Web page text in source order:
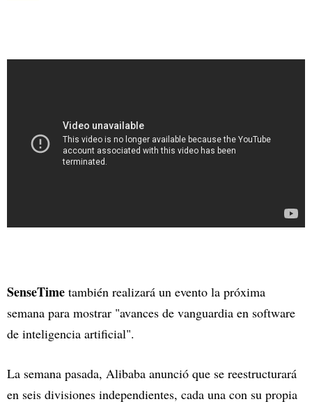
SenseTime también realizará un evento la próxima
semana para mostrar "avances de vanguardia en software
de inteligencia artificial".
La semana pasada, Alibaba anunció que se reestructurará
en seis divisiones independientes, cada una con su propia